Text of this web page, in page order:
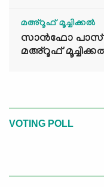
മഅ്റൂഫ് മൂച്ചിക്കല്‍
സാൻഫോ പാസ്
മഅ്റൂഫ്
VOTING POLL